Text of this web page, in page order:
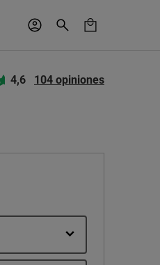
4,6 104 opiniones